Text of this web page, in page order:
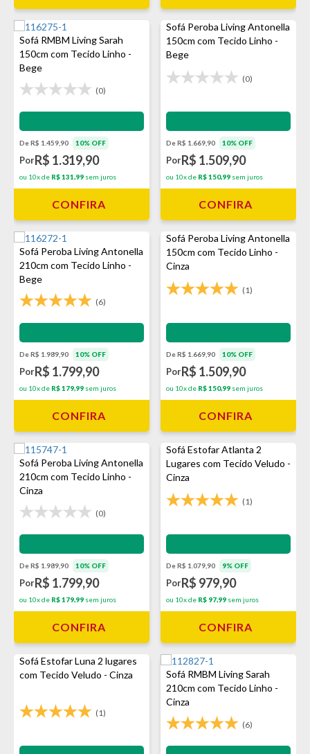
Sofá RMBM Living Sarah
150cm com Tecido Linho -
Bege
(0)
Impermeabilização - VEDA
De R$ 1.459,90 10% OFF
PorR$ 1.319,90
ou 10x de R$ 131,99 sem juros
CONFIRA
Sofá Peroba Living Antonella
150cm com Tecido Linho -
Bege
(0)
Impermeabilização - VEDA
De R$ 1.669,90 10% OFF
PorR$ 1.509,90
ou 10x de R$ 150,99 sem juros
CONFIRA
Sofá Peroba Living Antonella
210cm com Tecido Linho -
Bege
(6)
Impermeabilização - VEDA
De R$ 1.989,90 10% OFF
PorR$ 1.799,90
ou 10x de R$ 179,99 sem juros
CONFIRA
Sofá Peroba Living Antonella
150cm com Tecido Linho -
Cinza
(1)
Impermeabilização - VEDA
De R$ 1.669,90 10% OFF
PorR$ 1.509,90
ou 10x de R$ 150,99 sem juros
CONFIRA
Sofá Peroba Living Antonella
210cm com Tecido Linho -
Cinza
(0)
Impermeabilização - VEDA
De R$ 1.989,90 10% OFF
PorR$ 1.799,90
ou 10x de R$ 179,99 sem juros
CONFIRA
Sofá Estofar Atlanta 2
Lugares com Tecido Veludo -
Cinza
(1)
Impermeabilização - VEDA
De R$ 1.079,90 9% OFF
PorR$ 979,90
ou 10x de R$ 97,99 sem juros
CONFIRA
Sofá Estofar Luna 2 lugares
com Tecido Veludo - Cinza
(1)
Sofá RMBM Living Sarah
210cm com Tecido Linho -
Cinza
(6)